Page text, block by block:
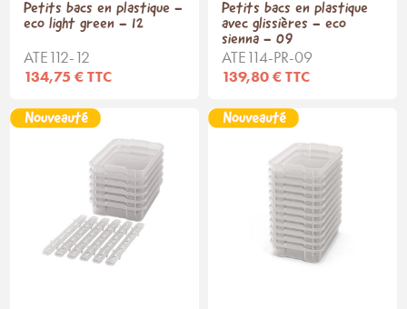
Petits bacs en plastique -
eco light green - 12
ATE112-12
134,75 € TTC
Petits bacs en plastique
avec glissières - eco
sienna - 09
ATE114-PR-09
139,80 € TTC